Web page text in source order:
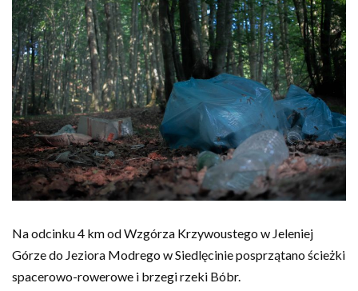
Na odcinku 4 km od Wzgórza Krzywoustego w Jeleniej
Górze do Jeziora Modrego w Siedlęcinie posprzątano ścieżki
spacerowo-rowerowe i brzegi rzeki Bóbr.